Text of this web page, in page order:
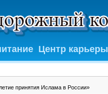
Центр карьеры
принятия Ислама в России»